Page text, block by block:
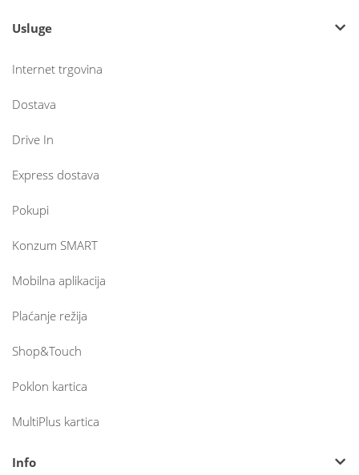
Usluge
Internet trgovina
Dostava
Drive In
Express dostava
Pokupi
Konzum SMART
Mobilna aplikacija
Plaćanje režija
Shop&Touch
Poklon kartica
MultiPlus kartica
Info